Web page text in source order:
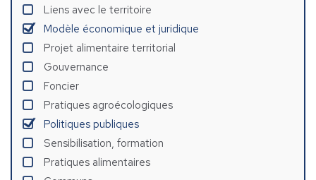
Liens avec le territoire
Modèle économique et juridique
Projet alimentaire territorial
Gouvernance
Foncier
Pratiques agroécologiques
Politiques publiques
Sensibilisation, formation
Pratiques alimentaires